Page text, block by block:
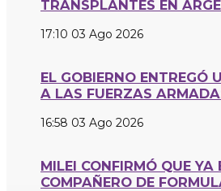
TRANSPLANTES EN
17:10 03 Ago 2026
EL GOBIERNO ENTREGÓ
A LAS FUERZAS
16:58 03 Ago 2026
MILEI CONFIRMÓ QUE YA
COMPAÑERO DE